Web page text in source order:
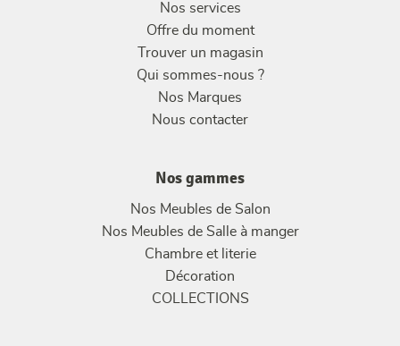
Nos services
Offre du moment
Trouver un magasin
Qui sommes-nous ?
Nos Marques
Nous contacter
Nos gammes
Nos Meubles de Salon
Nos Meubles de Salle à manger
Chambre et literie
Décoration
COLLECTIONS